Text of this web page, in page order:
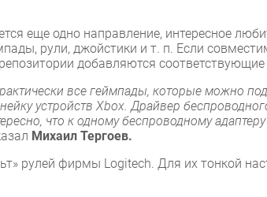
еще одно направление, интересное
рули, джойстики и т. п. Если
добавляются
все геймпады, которые можно
устройств Xbox. Драйвер
что к одному беспроводному
Михаил Тергоев.
рулей фирмы Logitech. Для их тонкой